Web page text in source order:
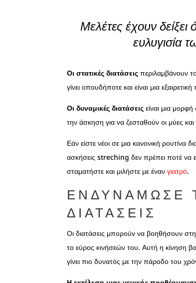
Μελέτες έχουν δείξει
ευλυγισία
Οι στατικές διατάσεις περιλαμβάνουν
γίνει οπουδήποτε και είναι μια
Οι δυναμικές διατάσεις είναι μια
την άσκηση για να ζεσταθούν οι μύες και
Εάν είστε νέοι σε μια κανονική ρουτίνα
ασκήσεις streching δεν πρέπει ποτέ να
σταματήστε και μιλήστε με ένανγιατρό.
ΕΝΔΥΝΆΜΩΣΕ
ΔΙΑΤΆΣΕΙΣ
Οι διατάσεις μπορούν να βοηθήσουν
το εύρος κινήσεών του. Αυτή η κίνηση
γίνει πιο δυνατός με την πάροδο του